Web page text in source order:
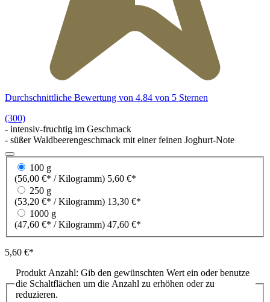
Durchschnittliche Bewertung von 4.84 von 5 Sternen
(300)
- intensiv-fruchtig im Geschmack
- süßer Waldbeerengeschmack mit einer feinen Joghurt-Note
100 g
(56,00 €* / Kilogramm) 5,60 €*
250 g
(53,20 €* / Kilogramm) 13,30 €*
1000 g
(47,60 €* / Kilogramm) 47,60 €*
5,60 €*
Produkt Anzahl: Gib den gewünschten Wert ein oder benutze
die Schaltflächen um die Anzahl zu erhöhen oder zu
reduzieren.